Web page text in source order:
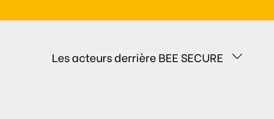
Les acteurs derrière BEE SECURE